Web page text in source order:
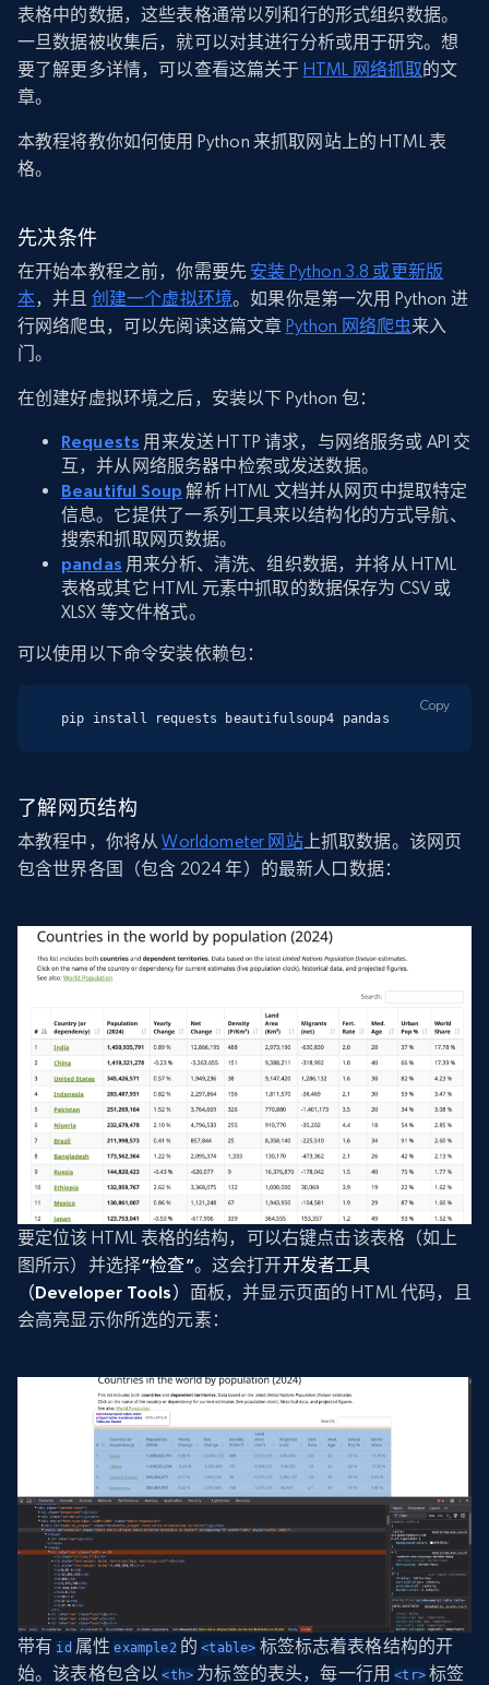
表格中的数据，这些表格通常以列和行的形式组织数据。
一旦数据被收集后，就可以对其进行分析或用于研究。想
要了解更多详情，可以查看这篇关于 HTML 网络抓取的文
章。
本教程将教你如何使用 Python 来抓取网站上的 HTML 表
格。
先决条件
在开始本教程之前，你需要先 安装 Python 3.8 或更新版
本，并且 创建一个虚拟环境。如果你是第一次用 Python 进
行网络爬虫，可以先阅读这篇文章 Python 网络爬虫来入
门。
在创建好虚拟环境之后，安装以下 Python 包：
Requests 用来发送 HTTP 请求，与网络服务或 API 交
互，并从网络服务器中检索或发送数据。
Beautiful Soup 解析 HTML 文档并从网页中提取特定
信息。它提供了一系列工具来以结构化的方式导航、
搜索和抓取网页数据。
pandas 用来分析、清洗、组织数据，并将从 HTML
表格或其它 HTML 元素中抓取的数据保存为 CSV 或
XLSX 等文件格式。
可以使用以下命令安装依赖包：
pip install requests beautifulsoup4 pandas
Copy
了解网页结构
本教程中，你将从Worldometer 网站上抓取数据。该网页
包含世界各国（包含 2024 年）的最新人口数据：
要定位该 HTML 表格的结构，可以右键点击该表格（如上
图所示）并选择“检查”。这会打开开发者工具
（Developer Tools） 面板，并显示页面的 HTML 代码，且
会高亮显示你所选的元素：
带有 id属性example2的<table> 标签标志着表格结构的开
始。该表格包含以<th> 为标签的表头，每一行用<tr>标签